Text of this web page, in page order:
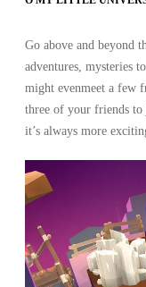
Go above and beyond
adventures, mysteries
might evenmeet a few
three of your friends to
it’s always more